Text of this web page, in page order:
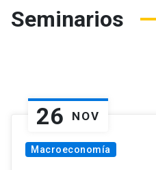
Seminarios
26 NOV
Macroeconomía